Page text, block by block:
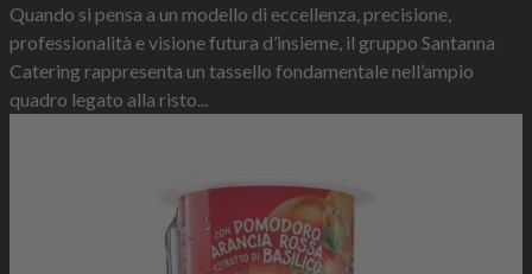
Quando si pensa a un modello di eccellenza, precisione,
professionalità e visione futura d’insieme, il gruppo Santanna
Catering rappresenta un tassello fondamentale nell’ampio
quadro legato alla risto...